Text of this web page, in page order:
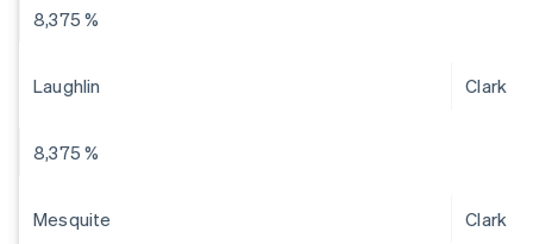
8,375 %
Laughlin Clark
8,375 %
Mesquite Clark